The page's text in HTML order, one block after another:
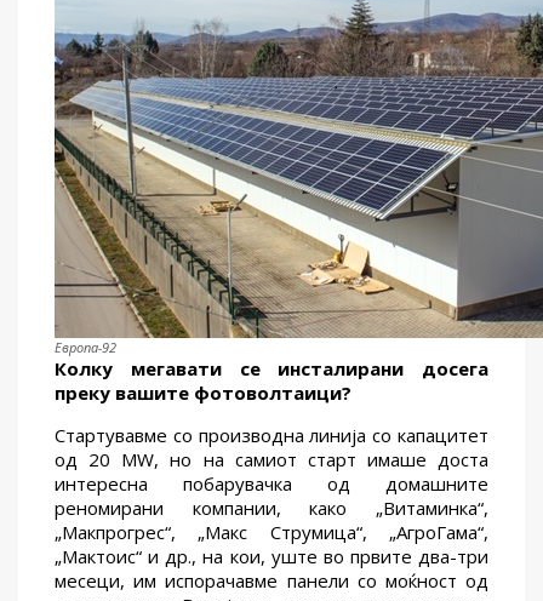
Европа-92
Колку мегавати се инсталирани досега
преку вашите фотоволтаици?
Стартувавме со производна линија со капацитет
од 20 МW, но на самиот старт имаше доста
интересна побарувачка од домашните
реномирани компании, како „Витаминка“,
„Макпрогрес“, „Макс Струмица“, „АгроГама“,
„Мактоис“ и др., на кои, уште во првите два-три
месеци, им испорачавме панели со моќност од